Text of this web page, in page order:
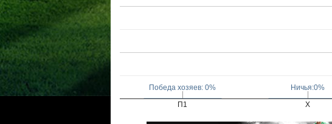
П1 X
Победа хозяев: 0%
Победа хозяев: 0% Ничья:0%
Ничья:0%